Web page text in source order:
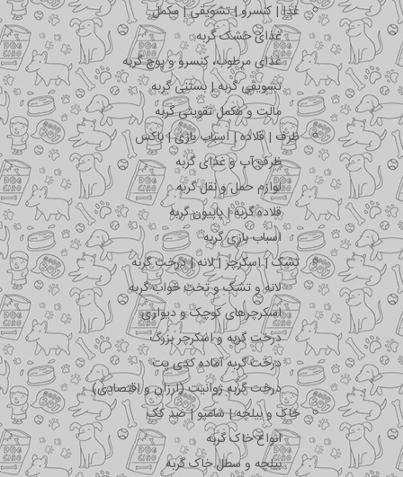
غذا | کنسرو | تشویقی | مکمل
غذای خشک گربه
غذای مرطوب، کنسرو و پوچ گربه
تشویقی گربه | بستنی گربه
مالت و مکمل تقویتی گربه
ظرف | قلاده | اسباب بازی | باکس
ظرف آب و غذای گربه
لوازم حمل و نقل گربه
قلاده گربه | پاپیون گربه
اسباب بازی گربه
تشک | اسکرچر | لانه | درخت گربه
لانه و تشک و تخت خواب گربه
اسکرچرهای کوچک و دیواری
درخت گربه و اسکرچر بزرگ
درخت گربه آماده کدی پت
درخت گربه ژوانیت (ارزان و اقتصادی)
خاک و بیلچه | شامپو | ضد کک
انواع خاک گربه
بیلچه و سطل خاک گربه